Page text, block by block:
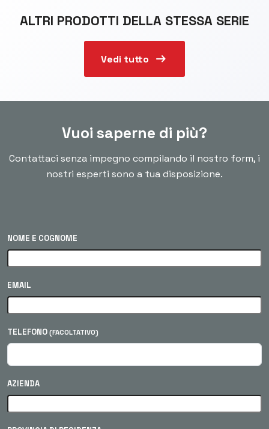
ALTRI PRODOTTI DELLA STESSA SERIE
Vedi tutto arrow_right_alt
Vuoi saperne di più?
Contattaci senza impegno compilando il nostro form, i
nostri esperti sono a tua disposizione.
NOME E COGNOME
EMAIL
TELEFONO (FACOLTATIVO)
AZIENDA